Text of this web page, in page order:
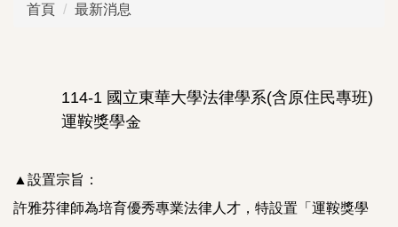
首頁 最新消息
114-1 國立東華大學法律學系(含原住民專班)
運鞍獎學金
▲設置宗旨：
許雅芬律師為培育優秀專業法律人才，特設置「運鞍獎學